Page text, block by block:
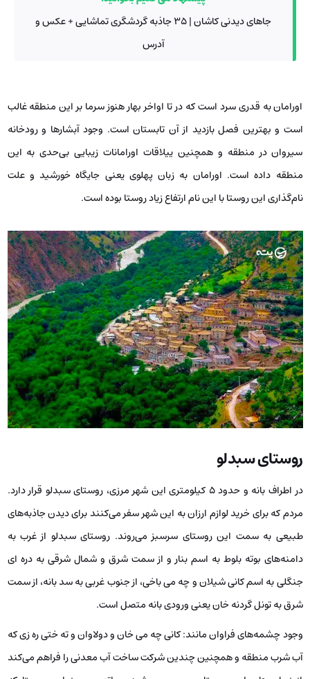
جاهای دیدنی کاشان | ۳۵ جاذبه گردشگری تماشایی + عکس و
آدرس
اورامان به قدری سرد است که در تا اواخر بهار هنوز سرما بر این منطقه غالب
است و بهترین فصل بازدید از آن تابستان است. وجود آبشارها و رودخانه
سیروان در منطقه و همچنین ییلاقات اورامانات زیبایی بی‌حدی به این
منطقه داده است. اورامان به زبان پهلوی یعنی جایگاه خورشید و علت
نام‌گذاری این روستا با این نام ارتفاع زیاد روستا بوده است.
روستای سبدلو
در اطراف بانه و حدود ۵ کیلومتری این شهر مرزی، روستای سبدلو قرار دارد.
مردم که برای خرید لوازم ارزان به این شهر سفر می‌کنند برای دیدن جاذبه‌های
طبیعی به سمت این روستای سرسبز می‌روند. روستای سبدلو از غرب به
دامنه‌های بوته بلوط به اسم بنار و از سمت شرق و شمال شرقی به دره ای
جنگلی به اسم کانی شیلان و چه می باخی، از جنوب غربی به سد بانه، از سمت
شرق به تونل گردنه خان یعنی ورودی بانه متصل است.
وجود چشمه‌های فراوان مانند: کانی چه می خان و دولاوان و ته ختی ره زی که
آب شرب منطقه و همچنین چندین شرکت ساخت آب معدنی را فراهم می‌کند